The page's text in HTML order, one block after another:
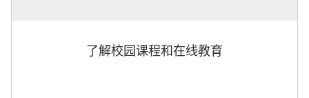
了解校园课程和在线教育